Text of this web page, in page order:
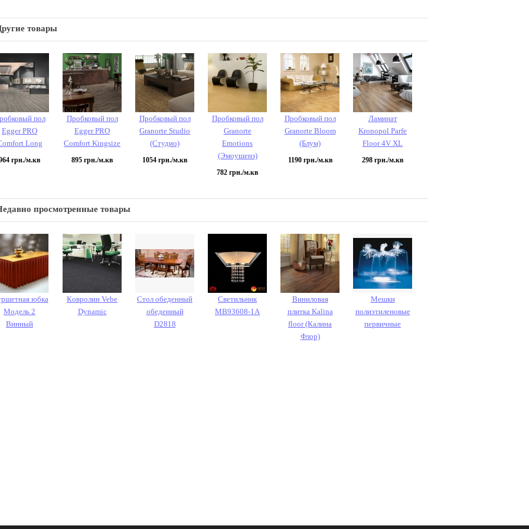
товары
пол
Egger PRO
Long
грн./м.кв
Пробковый пол
Egger PRO
Comfort Kingsize
895 грн./м.кв
Пробковый пол
Granorte Studio
(Студио)
1054 грн./м.кв
Пробковый пол
Granorte
Emotions
(Эмоушенз)
782 грн./м.кв
Пробковый пол
Granorte Bloom
(Блум)
1190грн./м.кв
Ламинат
Kronopol Parfe
Floor 4V XL
298 грн./м.кв
просмотренные товары
юбка
Модель 2
Винный
Кoврoлин Vebe
Dynamic
Стол обеденный
обеденный
D2818
Светильник
MB93608-1A
Виниловая
плитка Kalina
floor (Калина
Флор)
Мешки
полиэтиленовые
первичные